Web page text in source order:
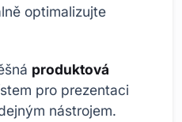
optimalizujte
produktová
pro prezentaci
nástrojem.